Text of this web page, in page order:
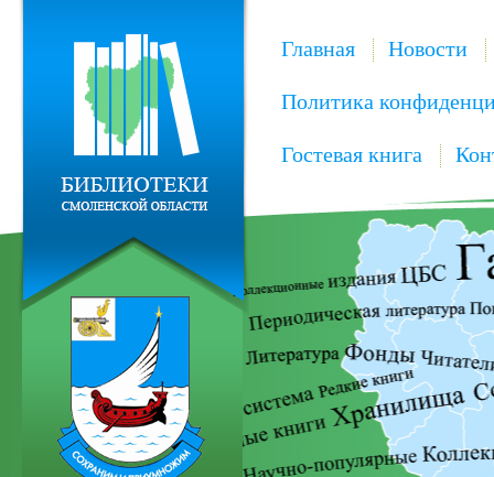
Главная Новости
Политика
Гостевая книга